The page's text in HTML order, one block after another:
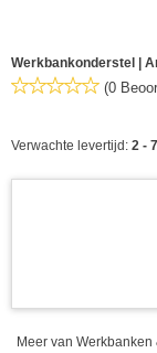
Werkbankonderstel |
(0
Verwachte levertijd: 2 -
Meer van Werkbanken